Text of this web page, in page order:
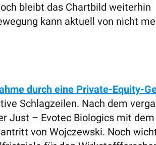
bleibt das Chartbild weiterhin
kann aktuell von nicht
durch eine Private-Equity-
Schlagzeilen. Nach dem
Just – Evotec Biologics mit dem
von Wojczewski. Noch